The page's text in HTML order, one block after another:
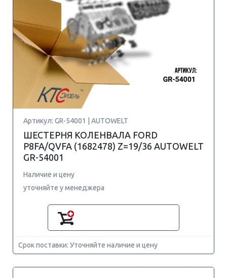
Артикул: GR-54001 | AUTOWELT
ШЕСТЕРНЯ КОЛЕНВАЛА FORD
P8FA/QVFA (1682478) Z=19/36 AUTOWELT
GR-54001
Наличие и цену
уточняйте у менеджера
Срок поставки: Уточняйте наличие и цену